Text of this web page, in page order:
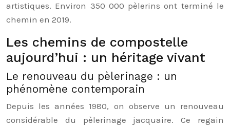
artistiques. Environ 350 000 pèlerins ont terminé le
chemin en 2019.
Les chemins de compostelle
aujourd’hui : un héritage vivant
Le renouveau du pèlerinage : un
phénomène contemporain
Depuis les années 1980, on observe un renouveau
considérable du pèlerinage jacquaire. Ce regain